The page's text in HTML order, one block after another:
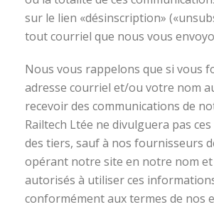
sur le lien «désinscription»
tout courriel que nous vous
Nous vous rappelons que si vous
adresse courriel et/ou votre nom
recevoir des communications de
Railtech Ltée ne divulguera pas
des tiers, sauf à nos fournisseurs
opérant notre site en notre nom
autorisés à utiliser ces
conformément aux termes de nos